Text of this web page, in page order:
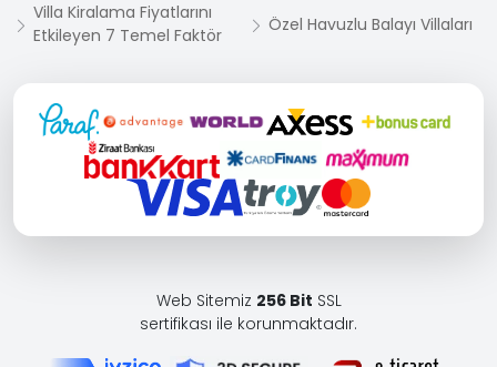
Villa Kiralama Fiyatlarını
Etkileyen 7 Temel Faktör
Özel Havuzlu Balayı Villaları
Web Sitemiz 256 Bit SSL
sertifikası ile korunmaktadır.